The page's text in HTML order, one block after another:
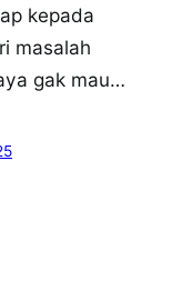
kepada
masalah
gak mau…